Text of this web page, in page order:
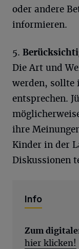
oder andere
informieren.
5.
Die Art und
werden, sollte
entsprechen.
ihre
Kinder in der
Diskussionen
Info
Zum
hier klicken!